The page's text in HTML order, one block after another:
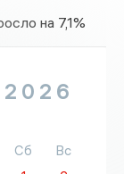
на 7,1%
2026
Сб
Вс